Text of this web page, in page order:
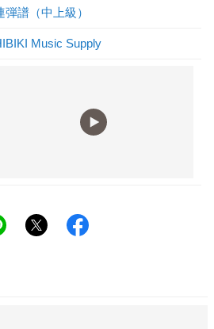
弾譜（中上級）
Music Supply